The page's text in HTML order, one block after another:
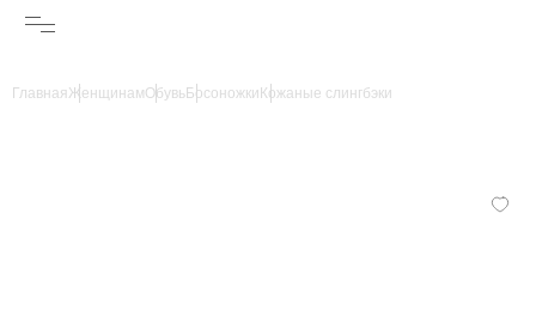
ГлавнаяЖенщинамОбувьБосоножки Кожаные слингбэки